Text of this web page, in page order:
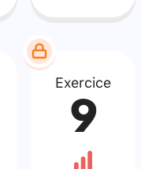
Exercice
9